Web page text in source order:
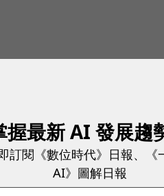
握最新 AI 發展趨
訂閱《數位時代》日報、《
AI》圖解日報